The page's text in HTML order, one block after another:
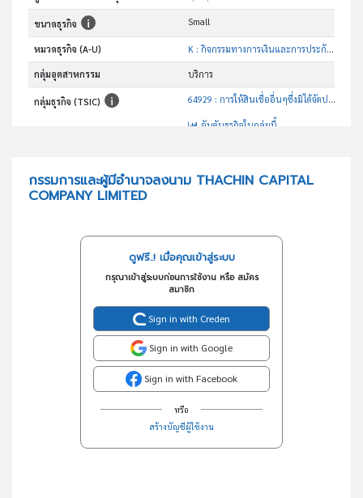
ขนาดธุรกิจ Small
หมวดธุรกิจ (A-U) K : กิจกรรมทางการเงินและการประกันภัย
กลุ่มอุตสาหกรรม บริการ
กลุ่มธุรกิจ (TSIC) 64929 : การให้สินเชื่ออื่นๆซึ่งมิได้จัดประเภทไว้ในที่อื่น
อันดับธุรกิจในกลุ่มนี้
กรรมการและผู้มีอำนาจลงนาม THACHIN CAPITAL
COMPANY LIMITED
ดูฟรี..! เมื่อคุณเข้าสู่ระบบ
กรุณาเข้าสู่ระบบก่อนการใช้งาน หรือ สมัคร
สมาชิก
Sign in with Creden
Sign in with Google
Sign in with Facebook
หรือ
สร้างบัญชีผู้ใช้งาน